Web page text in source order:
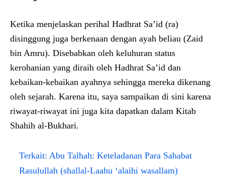
Ketika menjelaskan perihal Hadhrat Sa’id (ra)
disinggung juga berkenaan dengan ayah beliau (Zaid
bin Amru). Disebabkan oleh keluhuran status
kerohanian yang diraih oleh Hadhrat Sa’id dan
kebaikan-kebaikan ayahnya sehingga mereka dikenang
oleh sejarah. Karena itu, saya sampaikan di sini karena
riwayat-riwayat ini juga kita dapatkan dalam Kitab
Shahih al-Bukhari.
Terkait: Abu Talhah: Keteladanan Para Sahabat
Rasulullah (shallal-Laahu ‘alaihi wasallam)